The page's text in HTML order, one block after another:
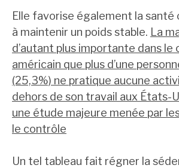
Elle favorise également la santé
à maintenir un poids stable. La
d’autant plus importante dans
américain que plus d’une
(25,3%) ne pratique aucune
dehors de son travail aux États-
une étude majeure menée par
le contrôle
Un tel tableau fait régner la